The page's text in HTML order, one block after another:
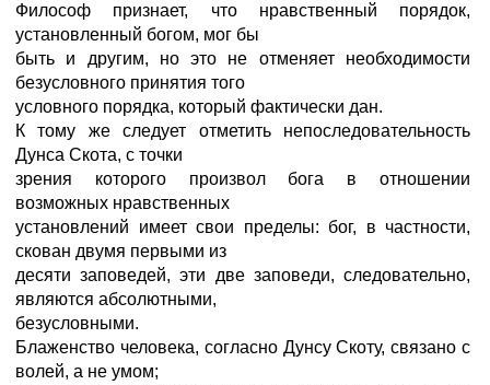
Философ признает, что нравственный порядок,
установленный богом, мог бы
быть и другим, но это не отменяет необходимости
безусловного принятия того
условного порядка, который фактически дан.
К тому же следует отметить непоследовательность
Дунса Скота, с точки
зрения которого произвол бога в отношении
возможных нравственных
установлений имеет свои пределы: бог, в частности,
скован двумя первыми из
десяти заповедей, эти две заповеди, следовательно,
являются абсолютными,
безусловными.
Блаженство человека, согласно Дунсу Скоту, связано с
волей, а не умом;